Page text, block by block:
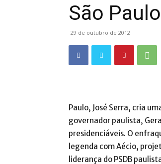
São
29 de outubro de 2012
Paulo, José Serra, cria
governador paulista,
presidenciáveis. O
legenda com Aécio,
liderança do PSDB